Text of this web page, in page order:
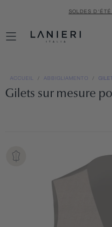
SOLDES
ACCUEIL / ABBIGLIAMENTO / GILET
Gilets sur mesure